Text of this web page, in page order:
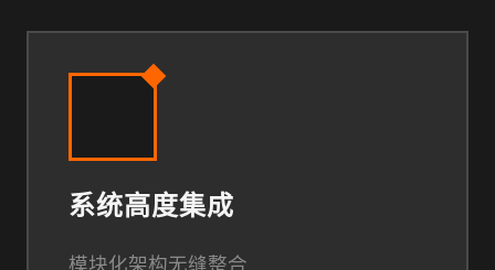
系统高度集成
模块化架构无缝整合